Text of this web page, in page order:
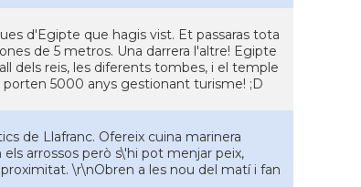
d'Egipte que hagis vist. Et passaras tota
de 5 metros. Una darrera l'altre! Egipte
dels reis, les diferents tombes, i el temple
5000 anys gestionant turisme! ;D
de Llafranc. Ofereix cuina marinera
arrossos però s\'hi pot menjar peix,
\r\nObren a les nou del matí i fan